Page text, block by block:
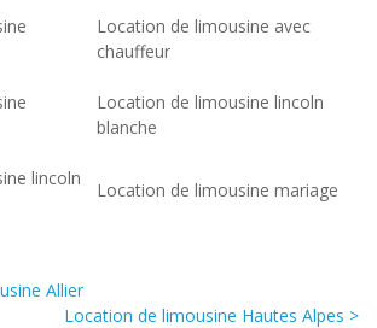
Location de limousine avec
chauffeur
Location de limousine lincoln
blanche
lincoln
Location de limousine mariage
Allier
Location de limousine Hautes Alpes >